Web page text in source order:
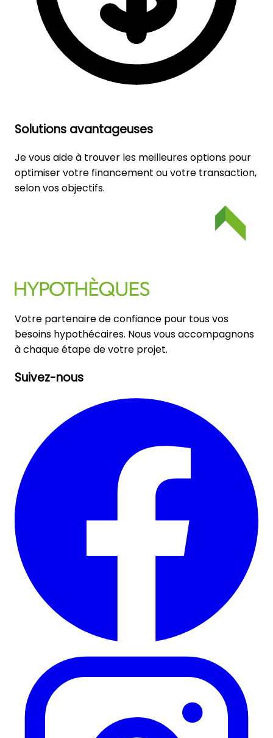
Solutions avantageuses
Je vous aide à trouver les meilleures options pour
optimiser votre financement ou votre transaction,
selon vos objectifs.
Votre partenaire de confiance pour tous vos
besoins hypothécaires. Nous vous accompagnons
à chaque étape de votre projet.
Suivez-nous